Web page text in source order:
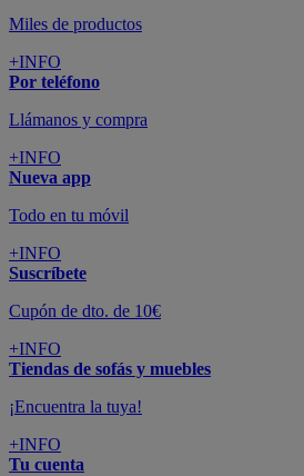
Miles de productos
+INFO
Por teléfono
Llámanos y compra
+INFO
Nueva app
Todo en tu móvil
+INFO
Suscríbete
Cupón de dto. de 10€
+INFO
Tiendas de sofás y muebles
¡Encuentra la tuya!
+INFO
Tu cuenta